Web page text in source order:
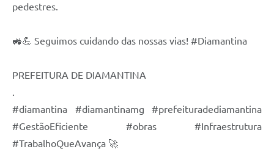
pedestres.
🚜💪 Seguimos cuidando das nossas vias! #Diamantina
PREFEITURA DE DIAMANTINA
#diamantina #diamantinamg #prefeituradediamantina
#GestãoEficiente #obras #Infraestrutura
#TrabalhoQueAvança 🚀